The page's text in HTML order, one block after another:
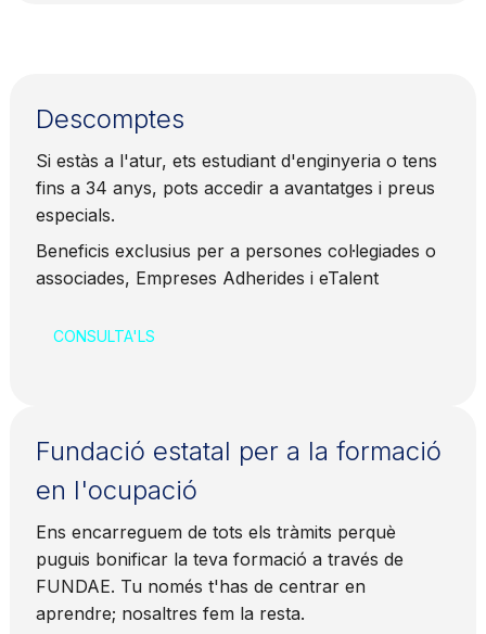
Descomptes
Si estàs a l'atur, ets estudiant d'enginyeria o tens
fins a 34 anys, pots accedir a avantatges i preus
especials.
Beneficis exclusius per a persones col·legiades o
associades, Empreses Adherides i eTalent
CONSULTA'LS
Fundació estatal per a la formació
en l'ocupació
Ens encarreguem de tots els tràmits perquè
puguis bonificar la teva formació a través de
FUNDAE. Tu només t'has de centrar en
aprendre; nosaltres fem la resta.